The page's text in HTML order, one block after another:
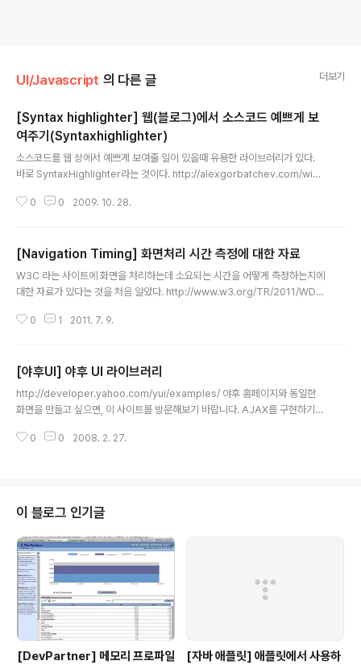
UI/Javascript 의 다른 글 더보기
[Syntax highlighter] 웹(블로그)에서 소스코드 예쁘게 보
여주기(Syntaxhighlighter)
소스코드를 웹 상에서 예쁘게 보여줄 일이 있을때 유용한 라이브러리가 있다.
바로 SyntaxHighlighter라는 것이다. http://alexgorbatchev.com/wiki/
다. 관련 파일들(js 파일과 css파일들, 그리고 swf(클립보드용 flash파일))을
싶다면, 네번째 줄에 있는 주석을 제거하고, 그 아래줄을 주석처리하면 된다. 참
고로 shCore.js 파일은 다른 js나 css보다 위에 있어야 한다. (되도록이면 위
의 순서를 따라주기 바란다.) ..
0 0 2009. 10. 28.
[Navigation Timing] 화면처리 시간 측정에 대한 자료
W3C 라는 사이트에 화면을 처리하는데 소요되는 시간을 어떻게 측정하는지에
대한 자료가 있다는 것을 처음 알았다. http://www.w3.org/TR/2011/WD-
0 1 2011. 7. 9.
[야후UI] 야후 UI 라이브러리
http://developer.yahoo.com/yui/examples/ 야후 홈페이지와 동일한
화면을 만들고 싶으면, 이 사이트를 방문해보기 바랍니다. AJAX를 구현하기
0 0 2008. 2. 27.
이 블로그 인기글
[DevPartner] 메모리 프로파일
[자바 애플릿] 애플릿에서 사용하